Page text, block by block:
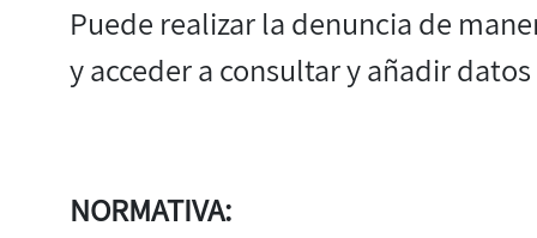
Puede realizar la denuncia de
y acceder a consultar y añadir
NORMATIVA: